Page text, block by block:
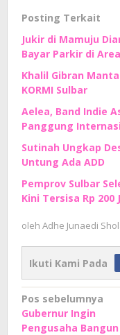
Posting Terkait
Jukir di Mamuju
Bayar Parkir di
Khalil Gibran
KORMI Sulbar
Aelea, Band Indie
Panggung
Sutinah Ungkap
Untung Ada ADD
Pemprov Sulbar
Kini Tersisa Rp 200
oleh Adhe Junaedi
Ikuti Kami Pada
Navigasi
pos
Pos sebelumnya
Gubernur Ingin
Pengusaha